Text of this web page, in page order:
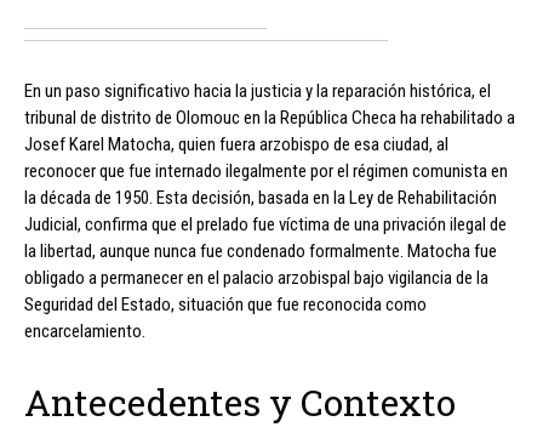
En un paso significativo hacia la justicia y la reparación histórica, el
tribunal de distrito de Olomouc en la República Checa ha rehabilitado a
Josef Karel Matocha, quien fuera arzobispo de esa ciudad, al
reconocer que fue internado ilegalmente por el régimen comunista en
la década de 1950. Esta decisión, basada en la Ley de Rehabilitación
Judicial, confirma que el prelado fue víctima de una privación ilegal de
la libertad, aunque nunca fue condenado formalmente. Matocha fue
obligado a permanecer en el palacio arzobispal bajo vigilancia de la
Seguridad del Estado, situación que fue reconocida como
encarcelamiento.
Antecedentes y Contexto